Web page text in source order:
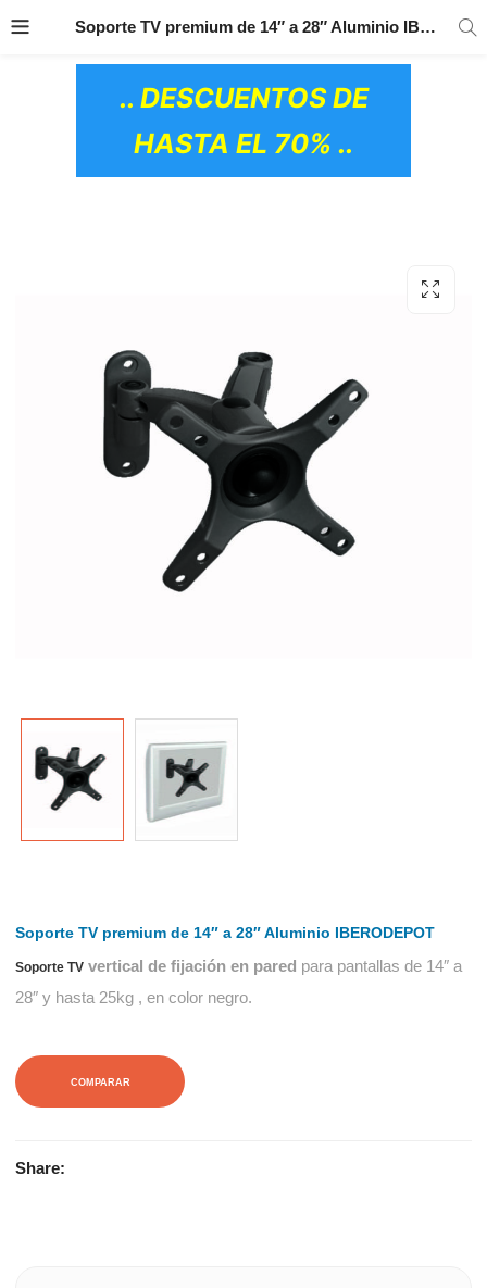
PRODUCTOS
.. DESCUENTOS DE
HASTA EL 70% ..
Soporte TV premium de 14″ a 28″ Aluminio IBERODEPOT
Soporte TV premium de 14″ a 28″ Aluminio IBERODEPOT
Soporte TV vertical de fijación en pared para pantallas de 14″ a
28″ y hasta 25kg , en color negro.
COMPARAR
Share: